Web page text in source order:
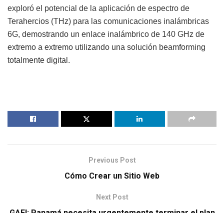
exploró el potencial de la aplicación de espectro de
Terahercios (THz) para las comunicaciones inalámbricas
6G, demostrando un enlace inalámbrico de 140 GHz de
extremo a extremo utilizando una solución beamforming
totalmente digital.
Previous Post
Cómo Crear un Sitio Web
Next Post